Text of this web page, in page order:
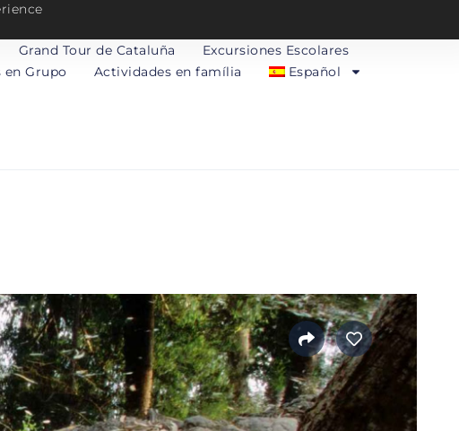
Grand Tour de Cataluña
Excursiones Escolares
en Grupo
Actividades en família Español